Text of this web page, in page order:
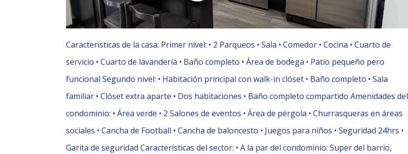
Características de la casa: Primer nivel: •⁠ ⁠2 Parqueos •⁠ ⁠Sala •⁠ ⁠Comedor •⁠ ⁠Cocina •⁠ ⁠Cuarto de
servicio •⁠ ⁠Cuarto de lavandería •⁠ ⁠Baño completo •⁠ ⁠Área de bodega •⁠ ⁠Patio pequeño pero
funcional Segundo nivel: •⁠ ⁠Habitación principal con walk-in clóset •⁠ ⁠Baño completo •⁠ ⁠Sala
familiar •⁠ ⁠Clóset extra aparte •⁠ ⁠Dos habitaciones •⁠ ⁠Baño completo compartido Amenidades del
condominio: •⁠ ⁠Área verde •⁠ ⁠2 Salones de eventos •⁠ ⁠Área de pérgola •⁠ ⁠Churrasqueras en áreas
sociales •⁠ ⁠Cancha de Football •⁠ ⁠Cancha de baloncesto •⁠ ⁠Juegos para niños •⁠ ⁠Seguridad 24hrs •⁠
⁠Garita de seguridad Características del sector: •⁠ ⁠A la par del condominio: Super del barrio,